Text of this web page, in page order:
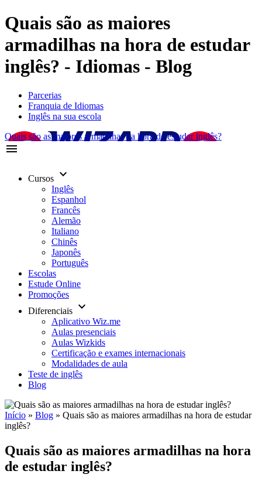
Quais são as maiores
armadilhas na hora de estudar
inglês? - Idiomas - Blog
Parcerias
Franquia de Idiomas
Inglês na sua escola
Quais são as maiores armadilhas na hora de estudar inglês?
menu
Cursos keyboard_arrow_down
Inglês
Espanhol
Francês
Alemão
Italiano
Chinês
Japonês
Português
Escolas
Estude Online
Promoções
Diferenciais keyboard_arrow_down
Aplicativo Wiz.me
Aulas presenciais
Aulas Wizkids
Certificação e exames internacionais
Modalidades de aula
Teste de inglês
Blog
Início » Blog » Quais são as maiores armadilhas na hora de estudar
inglês?
Quais são as maiores armadilhas na hora
de estudar inglês?